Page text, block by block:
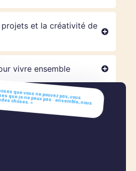
et la créativité de
vivre ensemble
que vous ne pouvez pas, vous
je ne peux pas : ensemble, nous
choses. »